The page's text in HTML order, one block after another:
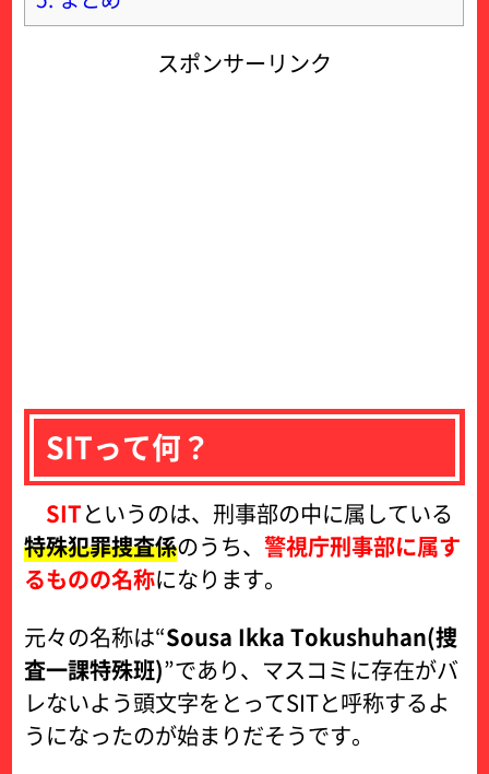
スポンサーリンク
SITって何？
SITというのは、刑事部の中に属している
特殊犯罪捜査係のうち、警視庁刑事部に属す
るものの名称になります。
元々の名称は“Sousa Ikka Tokushuhan(捜
査一課特殊班)”であり、マスコミに存在がバ
レないよう頭文字をとってSITと呼称するよ
うになったのが始まりだそうです。